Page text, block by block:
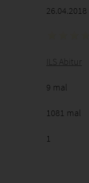
26.04.2018
ILS Abitur
9 mal
1081 mal
1